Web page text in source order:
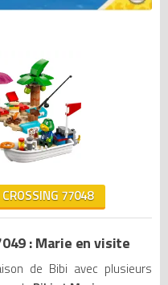
77048
: Marie en visite
de Bibi avec plusieurs